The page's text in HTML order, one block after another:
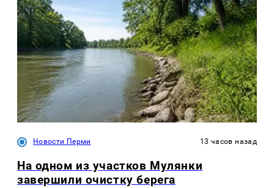
Новости Перми 13 часов назад
На одном из участков Мулянки
завершили очистку берега